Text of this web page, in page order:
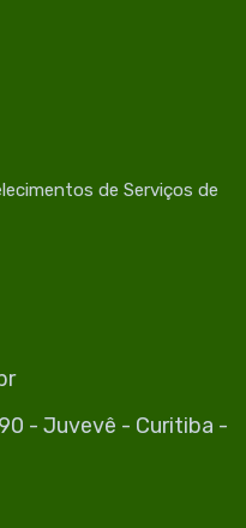
de Serviços de
- Juvevê - Curitiba -